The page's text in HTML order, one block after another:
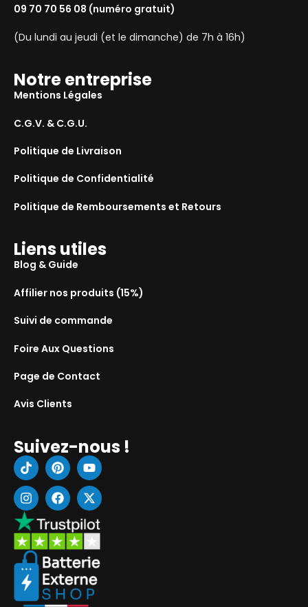
09 70 70 56 08 (numéro gratuit)
(Du lundi au jeudi (et le dimanche) de 7h à 16h)
Notre entreprise
Mentions Légales
C.G.V. & C.G.U.
Politique de Livraison
Politique de Confidentialité
Politique de Remboursements et Retours
Liens utiles
Blog & Guide
Affilier nos produits (15%)
Suivi de commande
Foire Aux Questions
Page de Contact
Avis Clients
Suivez-nous !